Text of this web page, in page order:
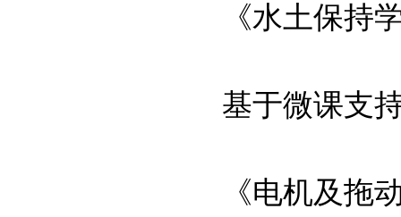
《水土保持
基于微课支
《电机及拖